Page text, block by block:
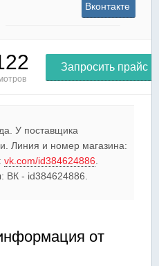
Вконтакте
Запросить прайс
У поставщика
Линия и номер магазина:
vk.com/id384624886
ВК - id384624886.
от